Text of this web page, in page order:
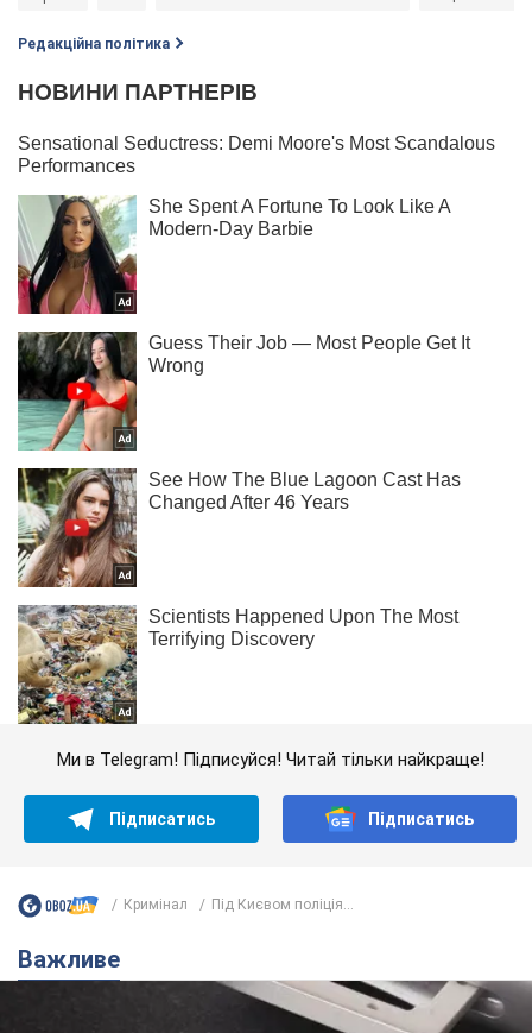
Редакційна політика
Ми в Telegram! Підписуйся! Читай тільки найкраще!
Підписатись Підписатись
Кримінал Під Києвом поліція...
Важливе